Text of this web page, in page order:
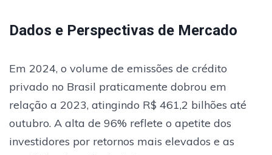
Dados e Perspectivas de Mercado
Em 2024, o volume de emissões de crédito
privado no Brasil praticamente dobrou em
relação a 2023, atingindo R$ 461,2 bilhões até
outubro. A alta de 96% reflete o apetite dos
investidores por retornos mais elevados e as